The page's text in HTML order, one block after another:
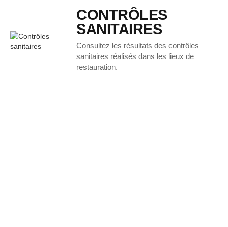
CONTRÔLES
SANITAIRES
Consultez les résultats des contrôles
sanitaires réalisés dans les lieux de
restauration.